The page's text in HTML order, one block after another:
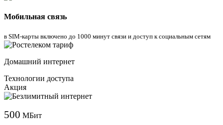
Мобильная связь
в SIM-карты включено до 1000 минут связи и доступ к социальным сетям
Домашний интернет
Технологии доступа
Акция
500 МБит